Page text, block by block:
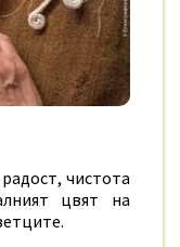
чистота
цвят на